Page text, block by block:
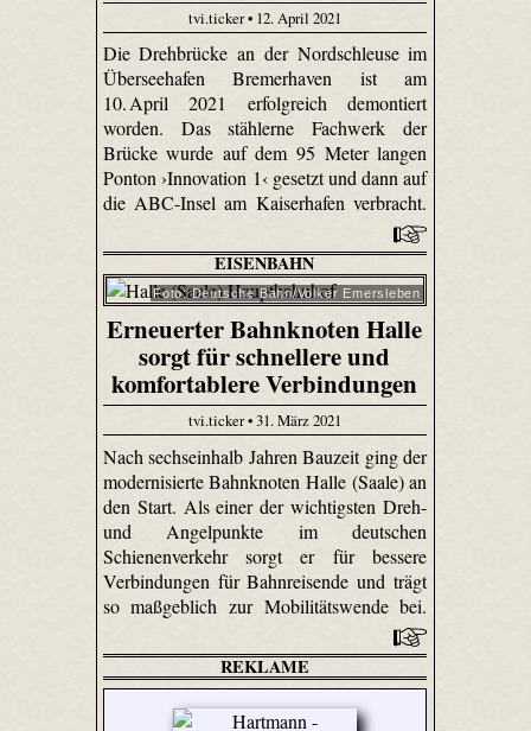
tvi.ticker • 12. April 2021
Die Drehbrücke an der Nordschleuse im
Überseehafen Bremerhaven ist am
10. April 2021 erfolgreich demontiert
worden. Das stählerne Fachwerk der
Brücke wurde auf dem 95 Meter langen
Ponton ›Innovation 1‹ gesetzt und dann auf
die ABC-Insel am Kaiserhafen verbracht.
EISENBAHN
Foto: Deutsche Bahn/Volker Emersleben
Erneuerter Bahnknoten Halle
sorgt für schnellere und
komfortablere Verbindungen
tvi.ticker • 31. März 2021
Nach sechseinhalb Jahren Bauzeit ging der
modernisierte Bahnknoten Halle (Saale) an
den Start. Als einer der wichtigsten Dreh-
und Angelpunkte im deutschen
Schienenverkehr sorgt er für bessere
Verbindungen für Bahnreisende und trägt
so maßgeblich zur Mobilitätswende bei.
REKLAME